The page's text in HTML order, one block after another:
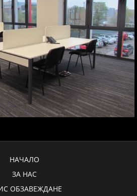
НАЧАЛО
ЗА НАС
ОБЗАВЕЖДАНЕ